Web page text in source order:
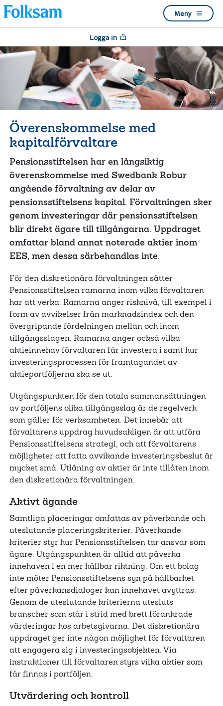
Till
navigation
Till
innehåll
Meny
Logga in
Överenskommelse med
kapitalförvaltare
Pensionsstiftelsen har en långsiktig
överenskommelse med Swedbank Robur
angående förvaltning av delar av
pensionsstiftelsens kapital. Förvaltningen sker
genom investeringar där pensionsstiftelsen
blir direkt ägare till tillgångarna. Uppdraget
omfattar bland annat noterade aktier inom
EES, men dessa särbehandlas inte.
För den diskretionära förvaltningen sätter
Pensionsstiftelsen ramarna inom vilka förvaltaren
har att verka. Ramarna anger risknivå, till exempel i
form av avvikelser från marknadsindex och den
övergripande fördelningen mellan och inom
tillgångsslagen. Ramarna anger också vilka
aktieinnehav förvaltaren får investera i samt hur
investeringsprocessen för framtagandet av
aktieportföljerna ska se ut.
Utgångspunkten för den totala sammansättningen
av portföljens olika tillgångsslag är de regelverk
som gäller för verksamheten. Det innebär att
förvaltarens uppdrag huvudsakligen är att utföra
Pensionsstiftelsens strategi, och att förvaltarens
möjligheter att fatta avvikande investeringsbeslut är
mycket små. Utlåning av aktier är inte tillåten inom
den diskretionära förvaltningen.
Aktivt ägande
Samtliga placeringar omfattas av påverkande och
uteslutande placeringskriterier. Påverkande
kriterier styr hur Pensionsstiftelsen tar ansvar som
ägare. Utgångspunkten är alltid att påverka
innehaven i en mer hållbar riktning. Om ett bolag
inte möter Pensionsstiftelsens syn på hållbarhet
efter påverkansdialoger kan innehavet avyttras.
Genom de uteslutande kriterierna utesluts
branscher som står i strid med brett förankrade
värderingar hos arbetsgivarna. Det diskretionära
uppdraget ger inte någon möjlighet för förvaltaren
att engagera sig i investeringsobjekten. Via
instruktioner till förvaltaren styrs vilka aktier som
får finnas i portföljen.
Utvärdering och kontroll